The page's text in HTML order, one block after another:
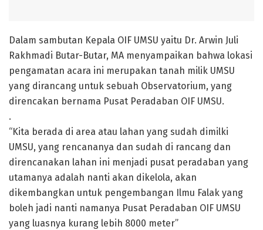
Dalam sambutan Kepala OIF UMSU yaitu Dr. Arwin Juli
Rakhmadi Butar-Butar, MA menyampaikan bahwa lokasi
pengamatan acara ini merupakan tanah milik UMSU
yang dirancang untuk sebuah Observatorium, yang
direncakan bernama Pusat Peradaban OIF UMSU.
.
“Kita berada di area atau lahan yang sudah dimilki
UMSU, yang rencananya dan sudah di rancang dan
direncanakan lahan ini menjadi pusat peradaban yang
utamanya adalah nanti akan dikelola, akan
dikembangkan untuk pengembangan Ilmu Falak yang
boleh jadi nanti namanya Pusat Peradaban OIF UMSU
yang luasnya kurang lebih 8000 meter”